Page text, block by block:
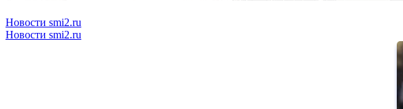
Новости smi2.ru
Новости smi2.ru